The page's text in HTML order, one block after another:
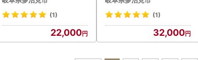
(1)
22,000
13]
(1)
32,000